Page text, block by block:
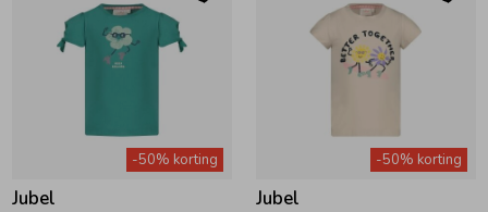
-50% korting
Jubel
-50% korting
Jubel